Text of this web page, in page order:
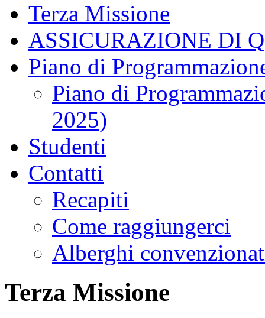
Terza Missione
ASSICURAZIONE DI
Piano di
Piano di
2025)
Studenti
Contatti
Recapiti
Come raggiungerci
Alberghi
Terza Missione